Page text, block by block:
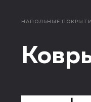
НАПОЛЬНЫЕ